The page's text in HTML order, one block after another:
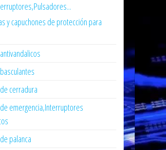
y capuchones de protección para
cerradura
emergencia,Interruptores
palanca